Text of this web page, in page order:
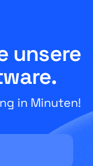
unsere
in Minuten!